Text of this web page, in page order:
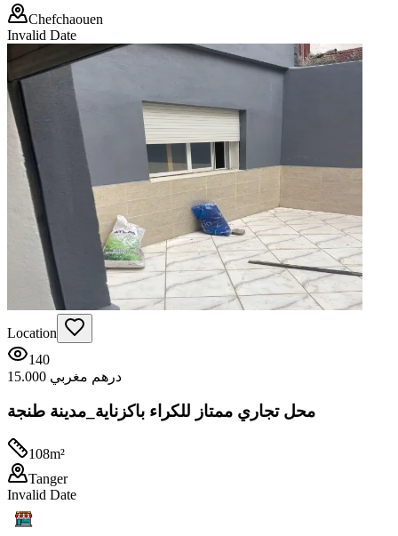
Chefchaouen
Invalid Date
Location
140
15.000 درهم مغربي
محل تجاري ممتاز للكراء باكزناية_مدينة طنجة
108m²
Tanger
Invalid Date